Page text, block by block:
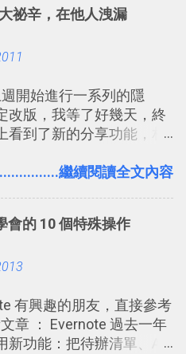
新增： 免費專案管理軟
計畫簡單管理 13 種工具
如何將 Trello 切換到繁
： 如何活用 Trello 記
計畫心得與看板範本
增： 如何將網頁資料快速
： Trello 開放「強化功能」
強大 Trello 客製化範例教
象限在 Trello 活用與範本
專案排程協作重點技巧
如何用 Trello 規劃自助
行程計畫使用技巧教
快要忘記可能變成相隔一
再次複習，就能把記憶強
長到可能半個月；那時候
憶長度！就這樣反覆慢慢
，就能讓一個東西成為腦
記憶。 問題是，當我們一
考試問題時，自己手動進
片，自動規劃要延期複習
受好評的，或許就是今天
祕辛，在他人洩漏
開始進行一系列的隱
改版，我等了好幾天，終
看到了新的分享功能，相
功能與隱私設定。 嚴格來
項很實用的設定是新增
決定要不要讓其他朋友看
息中，或是想把你標籤在
現在你都多了一個「事先
，可以決定這些你被標籤
繼續閱讀全文內容
會的 10 個特殊操作
有興趣的朋友，直接參考
章 ： Evernote 過去一年
新功能：把待辦清單、AI